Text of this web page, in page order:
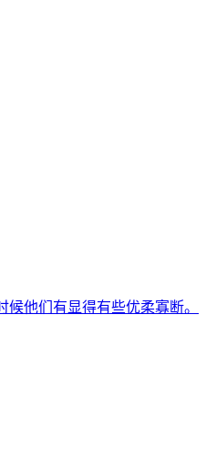
他们有显得有些优柔寡断。